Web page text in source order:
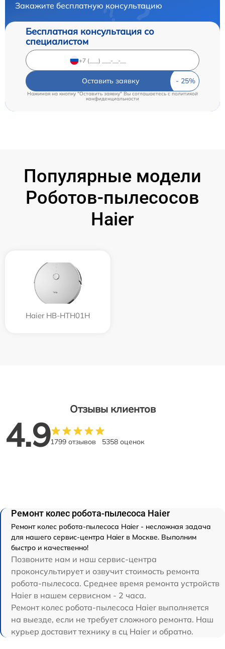
Закажите бесплатную консультацию
Бесплатная консультация со
специалистом
Оставить заявку
Нажимая на кнопку "Оставить заявку" Вы соглашаетесь c политикой
конфиденциальности
Популярные модели
Роботов-пылесосов
Haier
Haier HB-HTH01H
Отзывы клиентов
4.91799 отзывов 5358 оценок
Ремонт колес робота-пылесоса Haier
Ремонт колес робота-пылесоса Haier - несложная задача
для нашего сервис-центра Haier в Москве. Выполним
быстро и качественно!
Позвоните нам и наш сервис-центра
проконсультирует и озвучит стоимость ремонта
робота-пылесоса. Среднее время ремонта устройств
Haier в нашем сервисном - 2 часа.
Ремонт колес робота-пылесоса Haier выполняется
на выезде, если не требует сложного ремонта. Наш
курьер доставит технику в сц Haier и обратно.